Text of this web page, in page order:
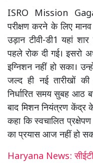
ISRO Mission
परीक्षण करने के लिए
उड़ान टीवी-डी1 यहां
पहले रोक दी गई। इसरो
इग्निशन नहीं हो सका।
जल्द ही नई तारीखों
निर्धारित समय सुबह आठ
बाद मिशन नियंत्रण केंद्र
कहा कि स्वचालित
का प्रयास आज नहीं हो
Haryana News: